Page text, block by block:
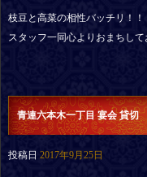
枝豆と高菜の相性バッチリ！！
スタッフ一同心よりおまちして
青連六本木一丁目 宴会 貸切
投稿日 2017年9月25日